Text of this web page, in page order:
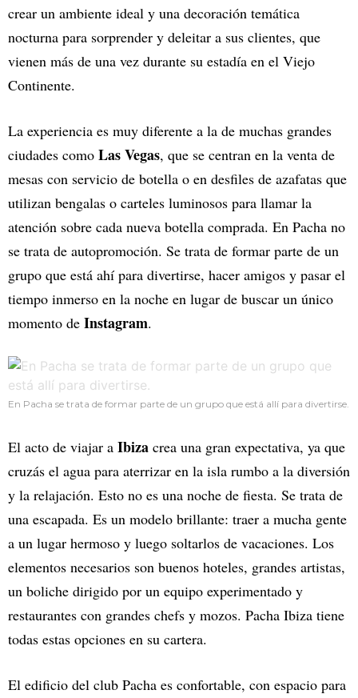
crear un ambiente ideal y una decoración temática
nocturna para sorprender y deleitar a sus clientes, que
vienen más de una vez durante su estadía en el Viejo
Continente.
La experiencia es muy diferente a la de muchas grandes
ciudades como Las Vegas, que se centran en la venta de
mesas con servicio de botella o en desfiles de azafatas que
utilizan bengalas o carteles luminosos para llamar la
atención sobre cada nueva botella comprada. En Pacha no
se trata de autopromoción. Se trata de formar parte de un
grupo que está ahí para divertirse, hacer amigos y pasar el
tiempo inmerso en la noche en lugar de buscar un único
momento de Instagram.
En Pacha se trata de formar parte de un grupo que está allí para divertirse.
El acto de viajar a Ibiza crea una gran expectativa, ya que
cruzás el agua para aterrizar en la isla rumbo a la diversión
y la relajación. Esto no es una noche de fiesta. Se trata de
una escapada. Es un modelo brillante: traer a mucha gente
a un lugar hermoso y luego soltarlos de vacaciones. Los
elementos necesarios son buenos hoteles, grandes artistas,
un boliche dirigido por un equipo experimentado y
restaurantes con grandes chefs y mozos. Pacha Ibiza tiene
todas estas opciones en su cartera.
El edificio del club Pacha es confortable, con espacio para